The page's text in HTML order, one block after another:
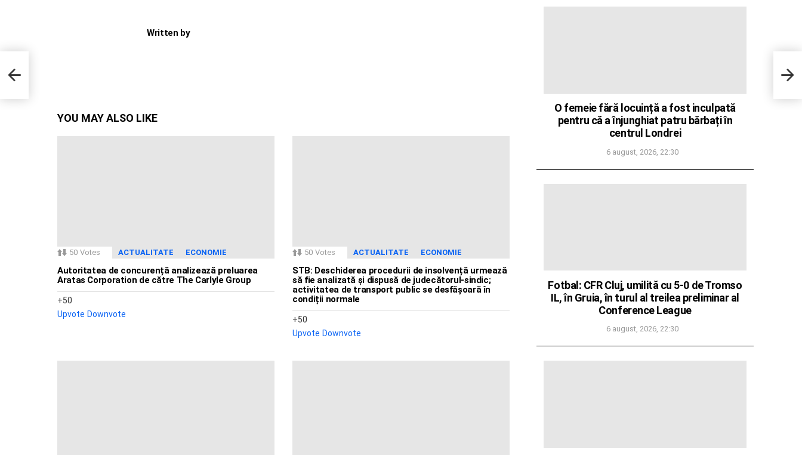
Written by
YOU MAY ALSO LIKE
50 Votes ACTUALITATE ECONOMIE
Autoritatea de concurență analizează preluarea
Aratas Corporation de către The Carlyle Group
50
Upvote Downvote
50 Votes ACTUALITATE ECONOMIE
STB: Deschiderea procedurii de insolvență urmează
să fie analizată și dispusă de judecătorul-sindic;
activitatea de transport public se desfășoară în
condiții normale
50
Upvote Downvote
O femeie fără locuință a fost inculpată
pentru că a înjunghiat patru bărbați în
centrul Londrei
6 august, 2026, 22:30
Fotbal: CFR Cluj, umilită cu 5-0 de Tromso
IL, în Gruia, în turul al treilea preliminar al
Conference League
6 august, 2026, 22:30